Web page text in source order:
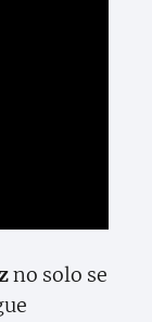
no solo se